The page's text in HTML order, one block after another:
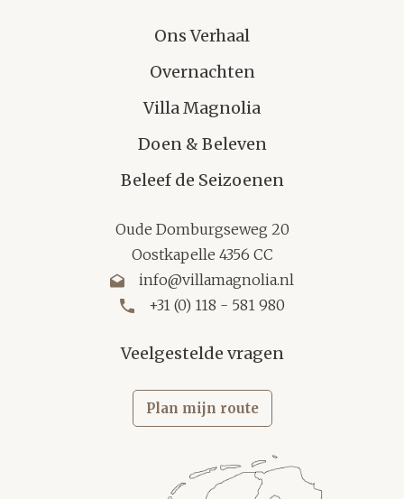
Ons Verhaal
Overnachten
Villa Magnolia
Doen & Beleven
Beleef de Seizoenen
Oude Domburgseweg 20
Oostkapelle 4356 CC
info@villamagnolia.nl
+31 (0) 118 - 581 980
Veelgestelde vragen
Plan mijn route